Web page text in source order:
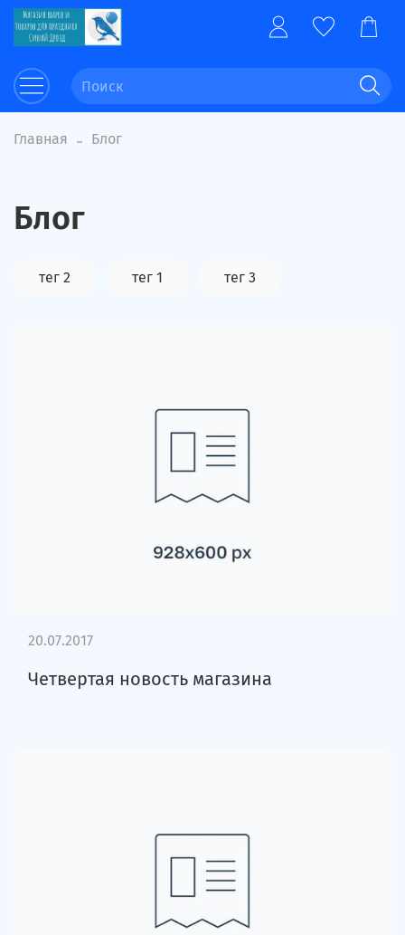
Главная Блог
Блог
тег 2 тег 1 тег 3
Четвертая новость магазина
20.07.2017